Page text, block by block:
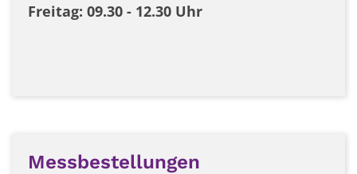
Freitag: 09.30 - 12.30 Uhr
Messbestellungen